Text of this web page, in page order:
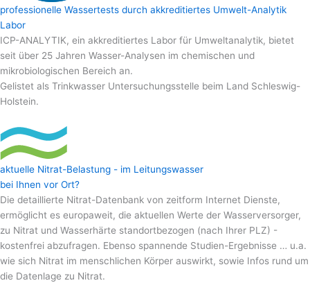
professionelle Wassertests durch akkreditiertes Umwelt-Analytik
Labor
ICP-ANALYTIK, ein akkreditiertes Labor für Umweltanalytik, bietet
seit über 25 Jahren Wasser-Analysen im chemischen und
mikrobiologischen Bereich an.
Gelistet als Trinkwasser Untersuchungsstelle beim Land Schleswig-
Holstein.
aktuelle Nitrat-Belastung - im Leitungswasser
bei Ihnen vor Ort?
Die detaillierte Nitrat-Datenbank von zeitform Internet Dienste,
ermöglicht es europaweit, die aktuellen Werte der Wasserversorger,
zu Nitrat und Wasserhärte standortbezogen (nach Ihrer PLZ) -
kostenfrei abzufragen. Ebenso spannende Studien-Ergebnisse … u.a.
wie sich Nitrat im menschlichen Körper auswirkt, sowie Infos rund um
die Datenlage zu Nitrat.